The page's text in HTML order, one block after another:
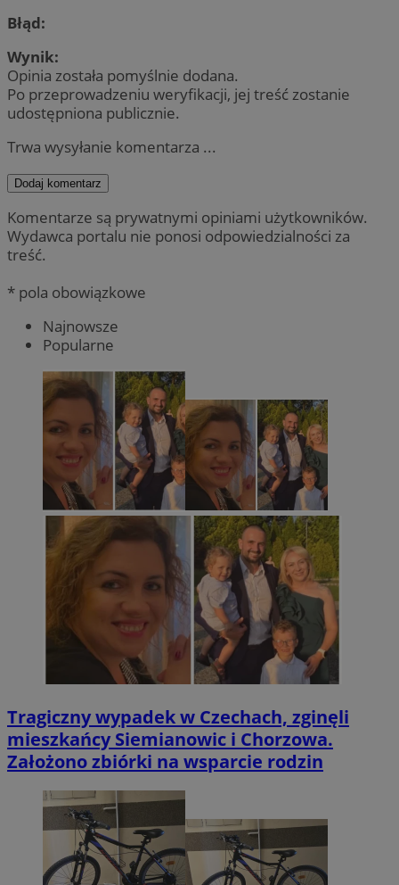
Błąd:
Wynik:
Opinia została pomyślnie dodana.
Po przeprowadzeniu weryfikacji, jej treść zostanie
udostępniona publicznie.
Trwa wysyłanie komentarza ...
Dodaj komentarz
Komentarze są prywatnymi opiniami użytkowników.
Wydawca portalu nie ponosi odpowiedzialności za
treść.
* pola obowiązkowe
Najnowsze
Popularne
Tragiczny wypadek w Czechach, zginęli
mieszkańcy Siemianowic i Chorzowa.
Założono zbiórki na wsparcie rodzin